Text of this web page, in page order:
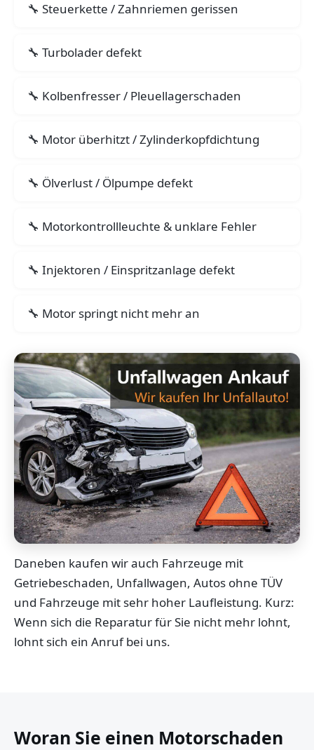
Steuerkette / Zahnriemen gerissen
Turbolader defekt
Kolbenfresser / Pleuellagerschaden
Motor überhitzt / Zylinderkopfdichtung
Ölverlust / Ölpumpe defekt
Motorkontrollleuchte & unklare Fehler
Injektoren / Einspritzanlage defekt
Motor springt nicht mehr an
Daneben kaufen wir auch Fahrzeuge mit
Getriebeschaden, Unfallwagen, Autos ohne TÜV
und Fahrzeuge mit sehr hoher Laufleistung. Kurz:
Wenn sich die Reparatur für Sie nicht mehr lohnt,
lohnt sich ein Anruf bei uns.
Woran Sie einen Motorschaden